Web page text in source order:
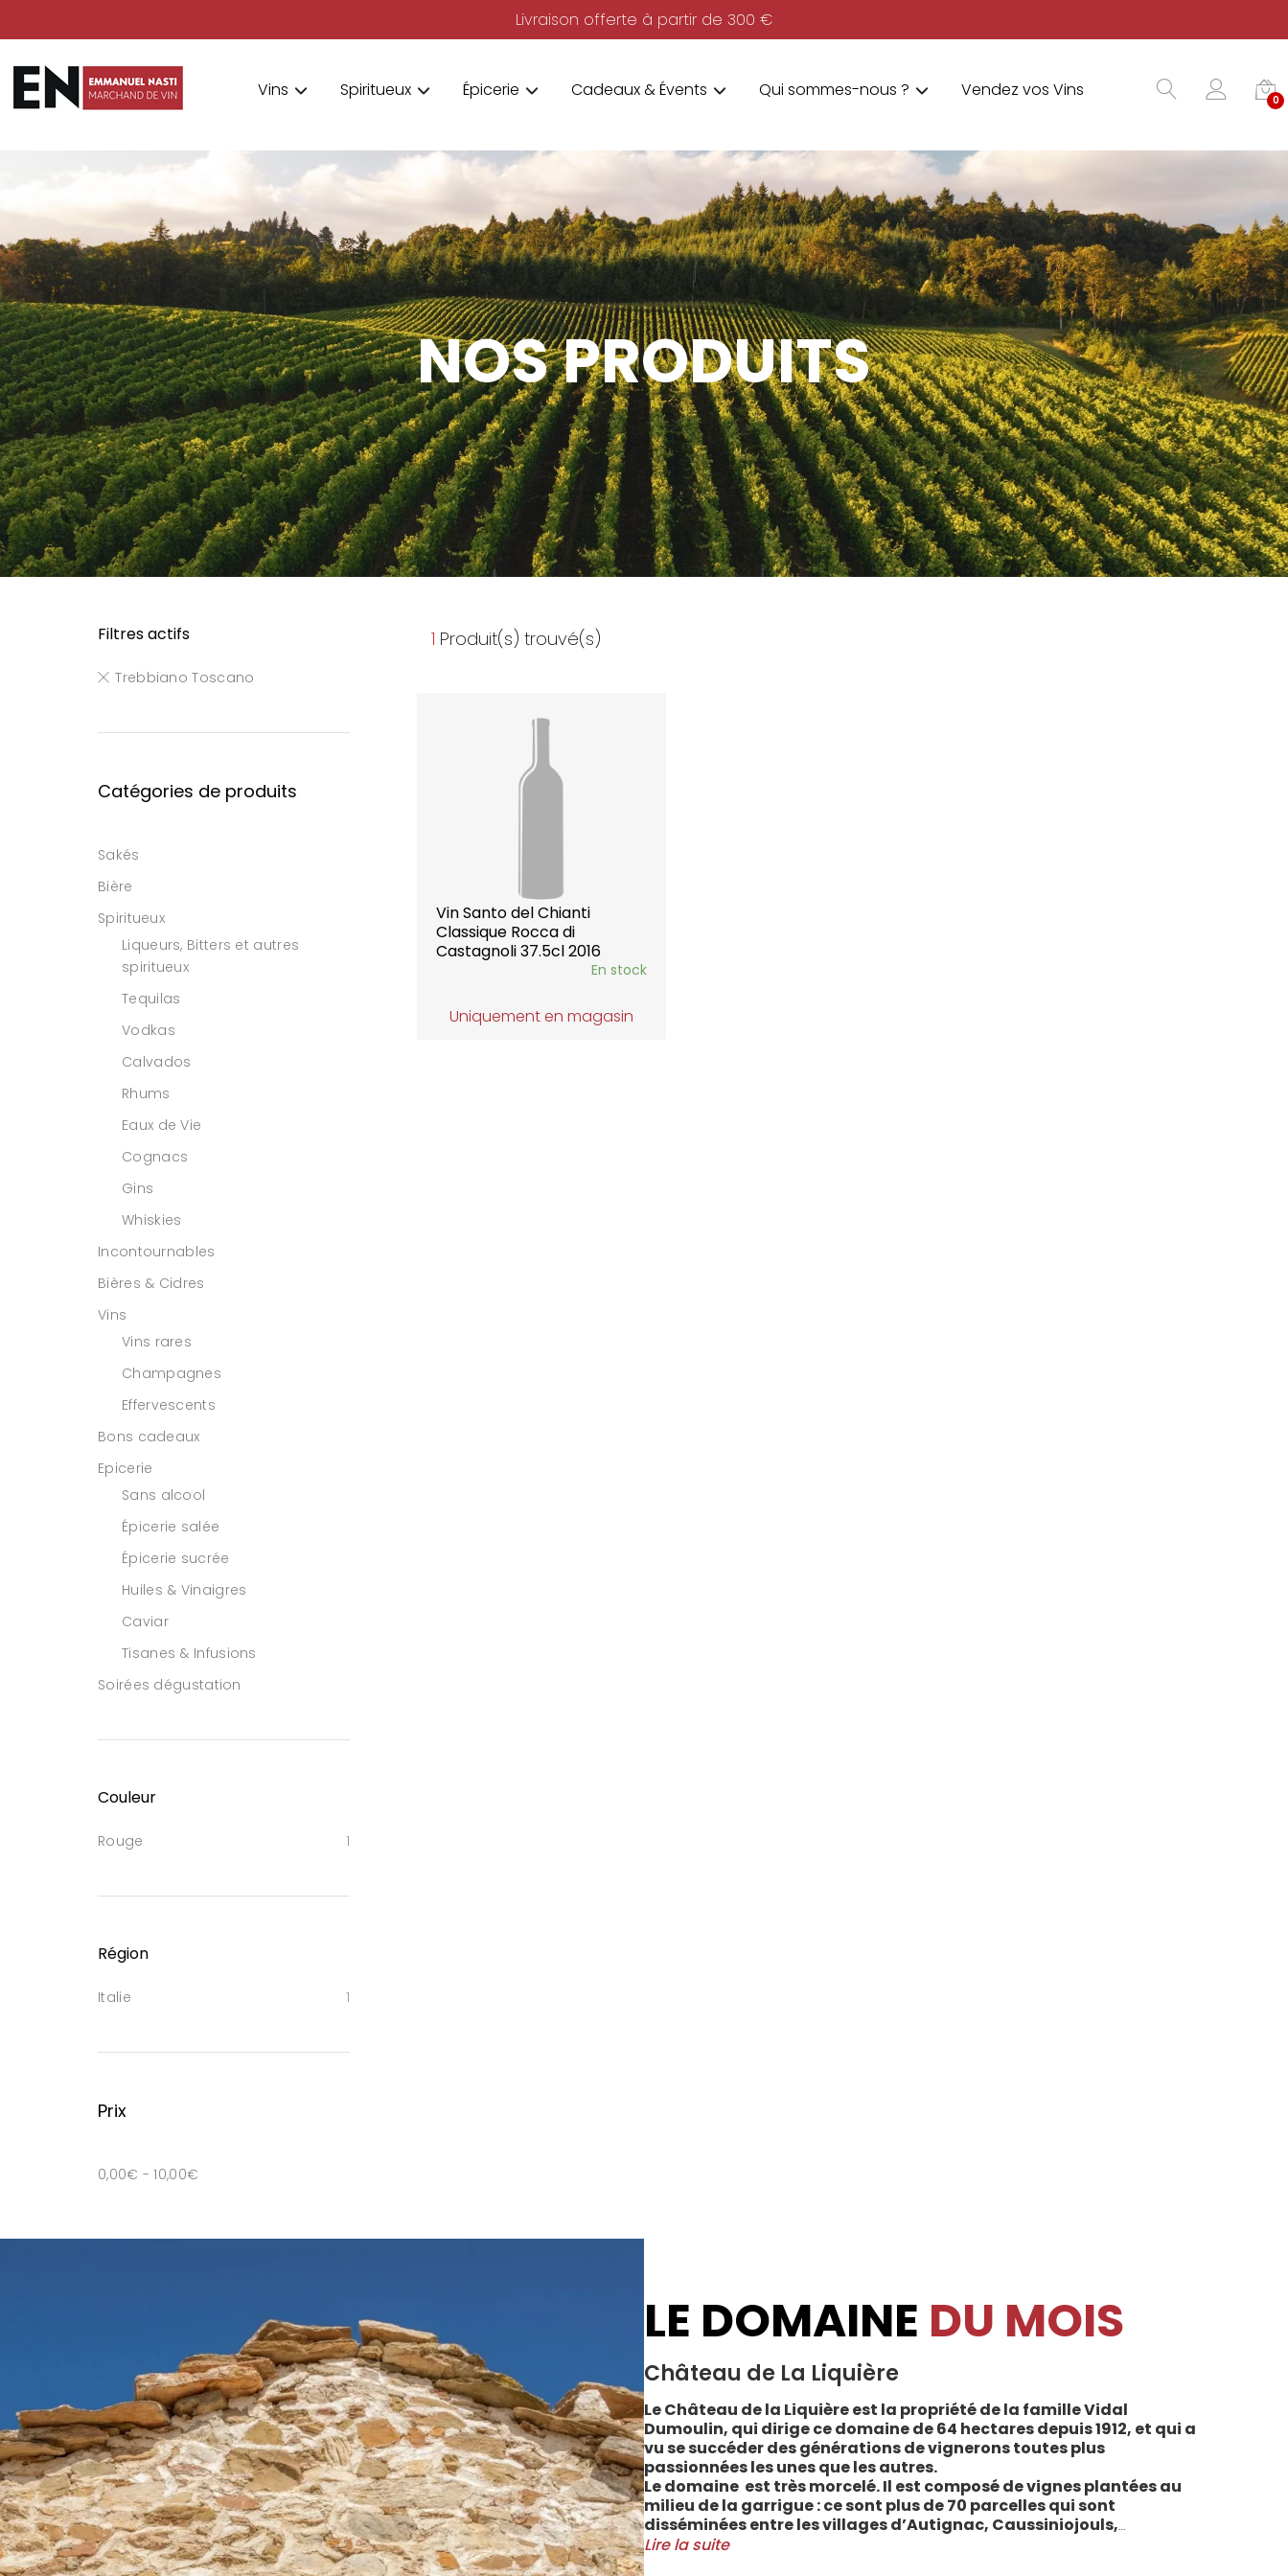
Livraison offerte à partir de 300 €
Vins Spiritueux Épicerie Cadeaux & Évents Qui sommes-nous ? Vendez vos Vins 0
NOS PRODUITS
1 Produit(s) trouvé(s)
Vin Santo del Chianti
Classique Rocca di
Castagnoli 37.5cl 2016
En stock
Uniquement en magasin
Filtres actifs
Trebbiano Toscano
Catégories de produits
Sakés
Bière
Spiritueux
Liqueurs, Bitters et autres
spiritueux
Tequilas
Vodkas
Calvados
Rhums
Eaux de Vie
Cognacs
Gins
Whiskies
Incontournables
Bières & Cidres
Vins
Vins rares
Champagnes
Effervescents
Bons cadeaux
Epicerie
Sans alcool
Épicerie salée
Épicerie sucrée
Huiles & Vinaigres
Caviar
Tisanes & Infusions
Soirées dégustation
Couleur
Rouge 1
Région
Italie 1
Prix
0,00€ -10,00€
LE DOMAINE DU MOIS
Château de La Liquière
Le Château de la Liquière est la propriété de la famille Vidal
Dumoulin, qui dirige ce domaine de 64 hectares depuis 1912, et qui a
vu se succéder des générations de vignerons toutes plus
passionnées les unes que les autres.
Le domaine est très morcelé. Il est composé de vignes plantées au
milieu de la garrigue : ce sont plus de 70 parcelles qui sont
disséminées entre les villages d’Autignac, Caussiniojouls,
Cabrerolles et Faugères, au nord de l’aire de l’Appellation. La grande
Lire la suite